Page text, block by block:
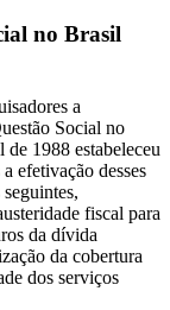
no Brasil
a
Social no
1988 estabeleceu
efetivação desses
fiscal para
da dívida
da cobertura
dos serviços